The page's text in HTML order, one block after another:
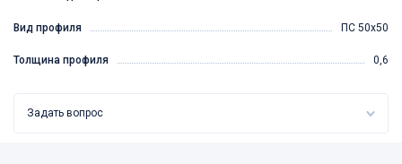
Вид профиля ПС 50х50
Толщина профиля 0,6
Задать вопрос